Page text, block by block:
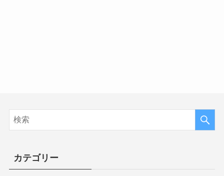
カテゴリー